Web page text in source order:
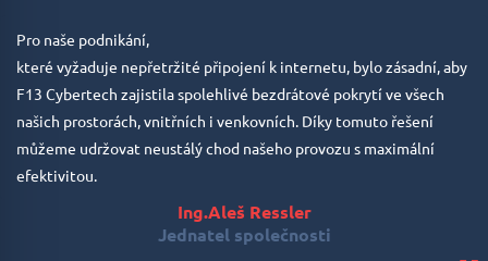
Pro naše podnikání,
které vyžaduje nepřetržité připojení k internetu, bylo zásadní, aby
F13 Cybertech zajistila spolehlivé bezdrátové pokrytí ve všech
našich prostorách, vnitřních i venkovních. Díky tomuto řešení
můžeme udržovat neustálý chod našeho provozu s maximální
efektivitou.
Ing.Aleš Ressler
Jednatel společnosti